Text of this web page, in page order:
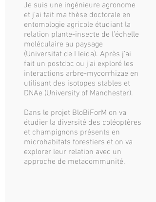
Je suis une ingénieure agronome
et j’ai fait ma thèse doctorale en
entomologie agricole étudiant la
relation plante-insecte de l’échelle
moléculaire au paysage
(Universitat de Lleida). Après j’ai
fait un postdoc ou j’ai exploré les
interactions arbre-mycorrhizae en
utilisant des isotopes stables et
DNAe (University of Manchester).
Dans le projet BloBiForM on va
étudier la diversité des coléoptères
et champignons présents en
microhabitats forestiers et on va
explorer leur relation avec un
approche de metacommunité.